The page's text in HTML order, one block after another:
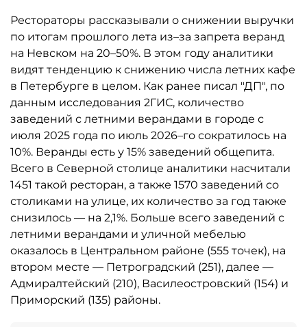
Рестораторы рассказывали о снижении выручки
по итогам прошлого лета из–за запрета веранд
на Невском на 20–50%. В этом году аналитики
видят тенденцию к снижению числа летних кафе
в Петербурге в целом. Как ранее писал "ДП", по
данным исследования 2ГИС, количество
заведений с летними верандами в городе с
июля 2025 года по июль 2026–го сократилось на
10%. Веранды есть у 15% заведений общепита.
Всего в Северной столице аналитики насчитали
1451 такой ресторан, а также 1570 заведений со
столиками на улице, их количество за год также
снизилось — на 2,1%. Больше всего заведений с
летними верандами и уличной мебелью
оказалось в Центральном районе (555 точек), на
втором месте — Петроградский (251), далее —
Адмиралтейский (210), Василеостровский (154) и
Приморский (135) районы.